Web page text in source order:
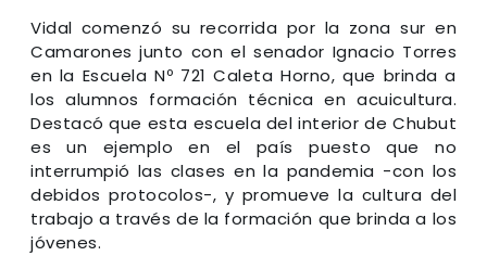
Vidal comenzó su recorrida por la zona sur en
Camarones junto con el senador Ignacio Torres
en la Escuela Nº 721 Caleta Horno, que brinda a
los alumnos formación técnica en acuicultura.
Destacó que esta escuela del interior de Chubut
es un ejemplo en el país puesto que no
interrumpió las clases en la pandemia -con los
debidos protocolos-, y promueve la cultura del
trabajo a través de la formación que brinda a los
jóvenes.